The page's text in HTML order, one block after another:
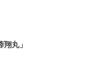
丸」